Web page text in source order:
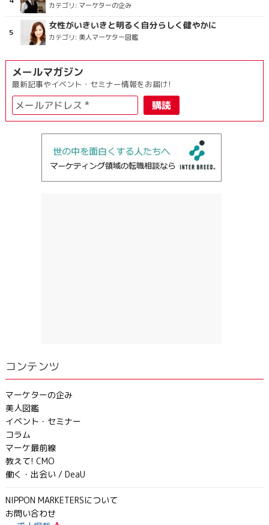
カテゴリ: マーケターの企み
女性がいきいきと明るく自分らしく健やかに
カテゴリ: 美人マーケター図鑑
メールマガジン
最新記事やイベント・セミナー情報をお届け!
コンテンツ
マーケターの企み
美人図鑑
イベント・セミナー
コラム
マーケ最前線
教えて! CMO
働く・出会い / DeaU
NIPPON MARKETERSについて
お問い合わせ